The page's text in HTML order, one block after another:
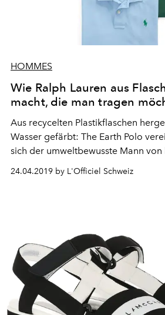
HOMMES
Wie Ralph Lauren aus
macht, die man tragen
Aus recycelten Plastikflaschen
Wasser gefärbt: The Earth Polo
sich der umweltbewusste Mann von
24.04.2019 by L'Officiel Schweiz